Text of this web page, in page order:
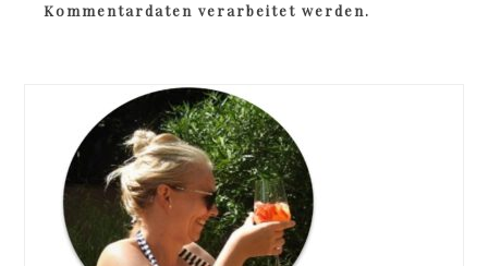
Kommentardaten verarbeitet werden.